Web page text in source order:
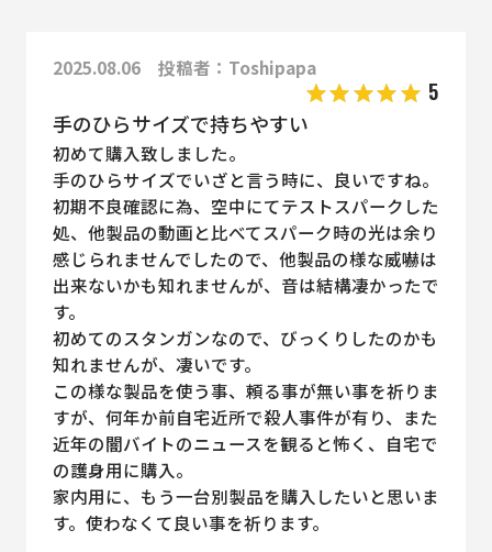
2025.08.06 投稿者：Toshipapa
5
手のひらサイズで持ちやすい
初めて購入致しました。
手のひらサイズでいざと言う時に、良いですね。
初期不良確認に為、空中にてテストスパークした
処、他製品の動画と比べてスパーク時の光は余り
感じられませんでしたので、他製品の様な威嚇は
出来ないかも知れませんが、音は結構凄かったで
す。
初めてのスタンガンなので、びっくりしたのかも
知れませんが、凄いです。
この様な製品を使う事、頼る事が無い事を祈りま
すが、何年か前自宅近所で殺人事件が有り、また
近年の闇バイトのニュースを観ると怖く、自宅で
の護身用に購入。
家内用に、もう一台別製品を購入したいと思いま
す。使わなくて良い事を祈ります。